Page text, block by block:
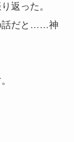
返った。
話だと……神